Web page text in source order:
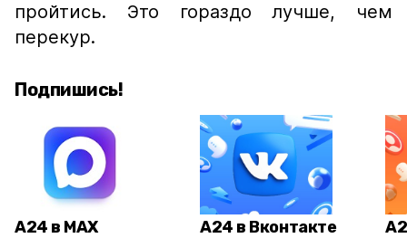
пройтись. Это гораздо лучше, чем
перекур.
Подпишись!
А24 в MAX А24 в Вконтакте